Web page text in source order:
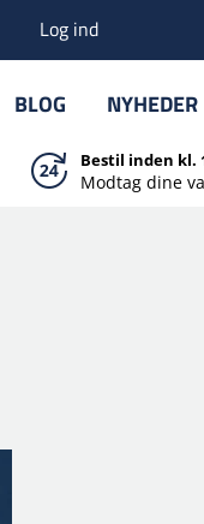
Log ind
BLOG NYHEDER
Bestil inden kl.
Modtag dine